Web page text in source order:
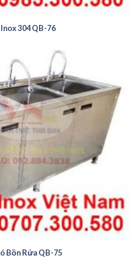
304 QB-76
Bồn Rửa QB-75